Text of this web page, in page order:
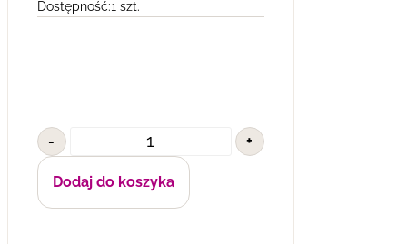
Dostępność:1 szt.
- +
Dodaj do koszyka